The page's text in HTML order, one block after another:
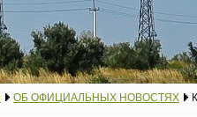
ОБ ОФИЦИАЛЬНЫХ НОВОСТЯХ